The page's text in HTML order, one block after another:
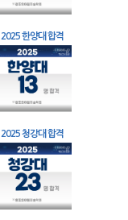
2025 한양대 합격
2025 청강대 합격